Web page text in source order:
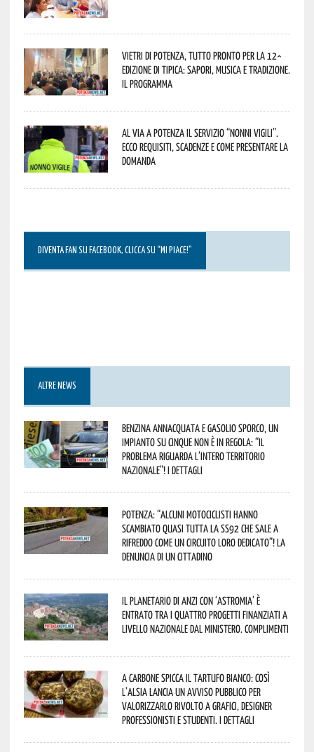
Vietri di Potenza, tutto pronto per la 12^
Edizione di Tipica: sapori, musica e tradizione.
Il programma
Al via a Potenza il servizio “Nonni Vigili”.
Ecco requisiti, scadenze e come presentare la
domanda
DIVENTA FAN SU FACEBOOK, CLICCA SU “MI PIACE!”
ALTRE NEWS
Benzina annacquata e gasolio sporco, un
impianto su cinque non è in regola: “il
problema riguarda l’intero territorio
Nazionale”! I dettagli
Potenza: “alcuni motociclisti hanno
scambiato quasi tutta la SS92 che sale a
Rifreddo come un circuito loro dedicato”! La
denuncia di un cittadino
Il Planetario di Anzi con ‘Astromia’ è
entrato tra i quattro progetti finanziati a
livello nazionale dal Ministero. Complimenti
A Carbone spicca il tartufo bianco: così
l’Alsia lancia un avviso pubblico per
valorizzarlo rivolto a grafici, designer
professionisti e studenti. I dettagli